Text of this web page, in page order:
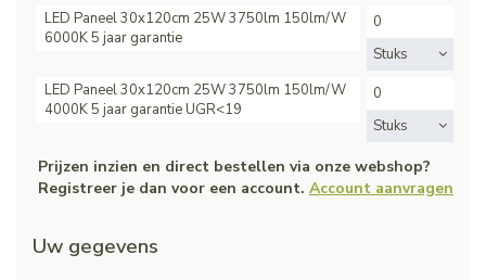
LED Paneel 30x120cm 25W 3750lm 150lm/W
6000K 5 jaar garantie
Stuks
LED Paneel 30x120cm 25W 3750lm 150lm/W
4000K 5 jaar garantie UGR<19
Stuks
Prijzen inzien en direct bestellen via onze webshop?
Registreer je dan voor een account. Account aanvragen
Uw gegevens